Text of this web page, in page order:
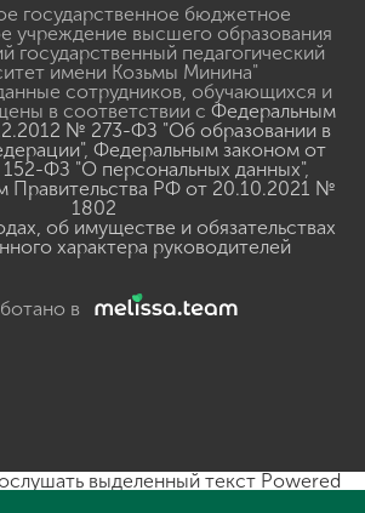
государственное бюджетное
учреждение высшего образования
государственный педагогический
имени Козьмы Минина"
сотрудников, обучающихся и
в соответствии с Федеральным
№ 273-ФЗ "Об образовании в
, Федеральным законом от
ФЗ "О персональных данных",
Правительства РФ от 20.10.2021 №
1802
об имуществе и обязательствах
характера руководителей
в
выделенный текст Powered